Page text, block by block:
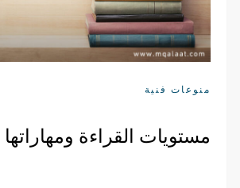
منوعات فنية
مستويات القراءة ومهاراتها